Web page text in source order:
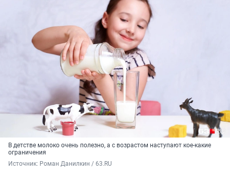
В детстве молоко очень полезно, а с возрастом наступают кое-какие
ограничения
Источник: Роман Данилкин / 63.RU